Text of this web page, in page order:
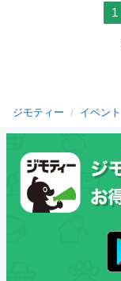
1
ジモティー イベント